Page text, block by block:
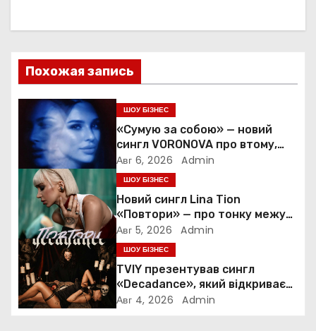
ц
и
я
п
о
з
а
п
и
Похожая запись
ШОУ БІЗНЕС
«Сумую за собою» — новий
сингл VORONOVA про втому,
силу та повернення до себе
Авг 6, 2026 Admin
ШОУ БІЗНЕС
Новий сингл Lina Tion
«Повтори» — про тонку межу
між коханням, залежністю та
нав’язливою прив’язаністю
Авг 5, 2026 Admin
ШОУ БІЗНЕС
TVIY презентував сингл
«Decadance», який відкриває
нову сторінку українського
Авг 4, 2026 Admin